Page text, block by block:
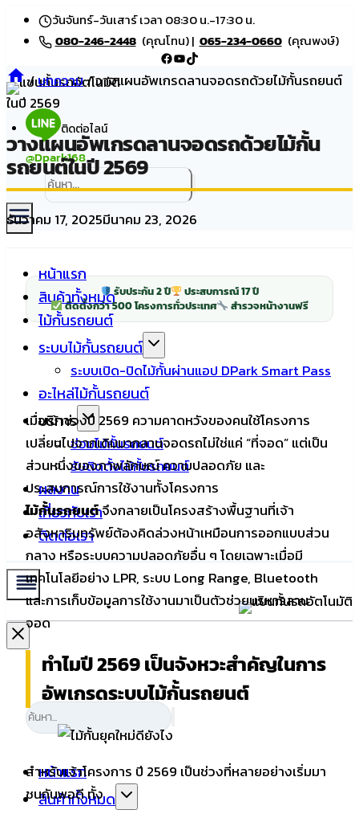
Skip
วันจันทร์-วันเสาร์ เวลา 08:30 น.-17:30 น.
080-246-2448 (คุณโทน) | 065-234-0660 (คุณพงษ์)
Facebook
YouTube
TikTok
ติดต่อไลน์
@Dpark168
หน้าแรก
สินค้าทั้งหมด
ไม้กั้นรถยนต์
ระบบไม้กั้นรถยนต์
ระบบเปิด-ปิดไม้กั้นผ่านแอป DPark Smart Pass
อะไหล่ไม้กั้นรถยนต์
บริการ
ซ่อมไม้กั้นรถยนต์
รับติดตั้งไม้กั้นรถยนต์
ผลงาน
เกี่ยวกับเรา
ติดต่อเรา
หน้าแรก
สินค้าทั้งหมด
/บทความ/วางแผนอัพเกรดลานจอดรถด้วยไม้กั้นรถยนต์
ในปี 2569
วางแผนอัพเกรดลานจอดรถด้วยไม้กั้น
รถยนต์ในปี 2569
ธันวาคม 17, 2025มีนาคม 23, 2026
รับประกัน 2 ปี
ประสบการณ์ 17 ปี
ติดตั้งกว่า 500 โครงการทั่วประเทศ
สำรวจหน้างานฟรี
เมื่อเข้าช่วงปี 2569 ความคาดหวังของคนใช้โครงการ
เปลี่ยนไปจากเดิมมากลานจอดรถไม่ใช่แค่ “ที่จอด” แต่เป็น
ส่วนหนึ่งของภาพลักษณ์ ความปลอดภัย และ
ประสบการณ์การใช้งานทั้งโครงการ
ไม้กั้นรถยนต์จึงกลายเป็นโครงสร้างพื้นฐานที่เจ้า
อสังหาริมทรัพย์ต้องคิดล่วงหน้าเหมือนการออกแบบส่วน
กลาง หรือระบบความปลอดภัยอื่น ๆ โดยเฉพาะเมื่อมี
เทคโนโลยีอย่าง LPR, ระบบ Long Range, Bluetooth
และการเก็บข้อมูลการใช้งานมาเป็นตัวช่วยบริหารลาน
จอด
ทำไมปี 2569 เป็นจังหวะสำคัญในการ
อัพเกรดระบบไม้กั้นรถยนต์
สำหรับเจ้าโครงการ ปี 2569 เป็นช่วงที่หลายอย่างเริ่มมา
ชนกันพอดี ทั้ง